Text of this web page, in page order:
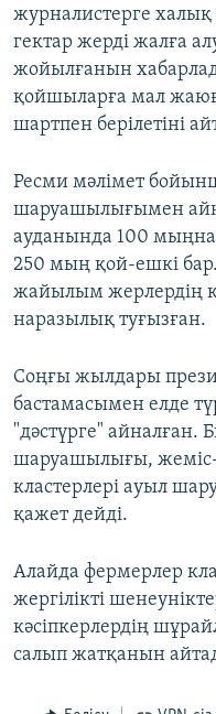
журналистерге
гектар жерді жалға
жойылғанын
қойшыларға мал
шартпен берілетіні
Ресми мәлімет
шаруашылығымен
ауданында 100
250 мың қой-ешкі
жайылым жерлердің
наразылық туғызған.
Соңғы жылдары
бастамасымен елде
"дәстүрге" айналған.
шаруашылығы,
кластерлері ауыл
қажет дейді.
Алайда фермерлер
жергілікті
кәсіпкерлердің
салып жатқанын